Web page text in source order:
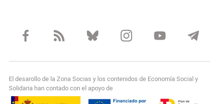
El desarollo de la Zona Socias y los contenidos de Economía Social y
Solidaria han contado con el apoyo de